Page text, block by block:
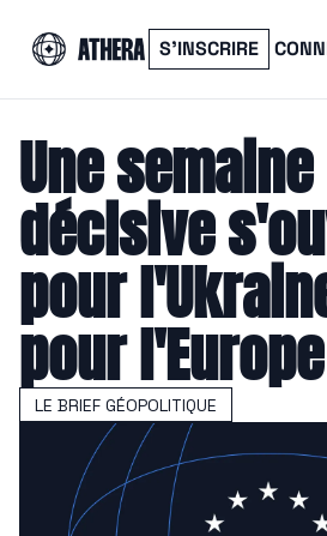
S’INSCRIRE
Une semaine
décisive
pour
pour l'Europe
LE BRIEF GÉOPOLITIQUE